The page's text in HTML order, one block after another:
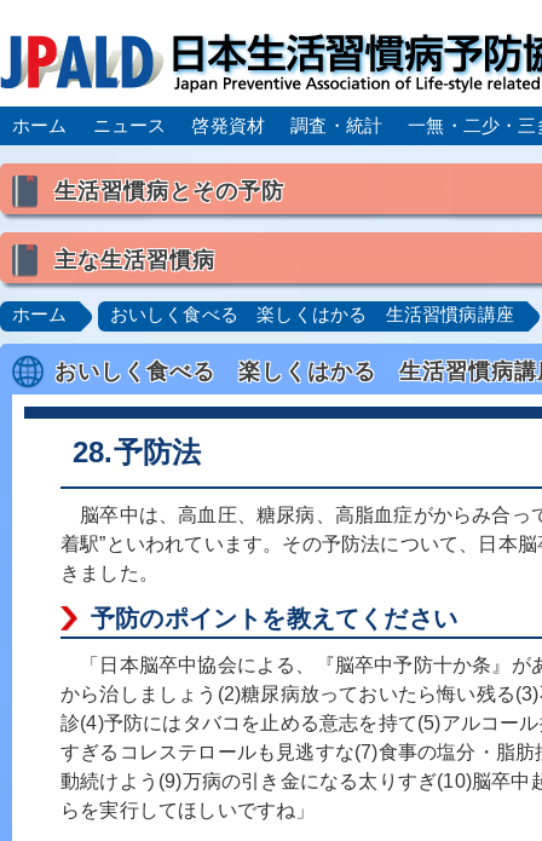
ホーム ニュース 啓発資材 調査・統計 一無・二少・三
生活習慣病とその予防
喫煙
食生活
主な生活習慣病
高血圧 脂質異常症（高脂血症） 糖尿病
肥満症／メタボリックシンドローム
動脈硬化
心
脂肪肝／NAFLD／NASH
アルコール肝疾患
ロコモティブシンドローム／サルコペニア／フレイル
ホーム おいしく食べる 楽しくはかる 生活習慣病講座
おいしく食べる 楽しくはかる 生活習慣病講
28.予防法
脳卒中は、高血圧、糖尿病、高脂血症がからみ合っ
着駅”といわれています。その予防法について、日本
きました。
予防のポイントを教えてください
「日本脳卒中協会による、『脳卒中予防十か条』が
から治しましょう(2)糖尿病放っておいたら悔い残る
診(4)予防にはタバコを止める意志を持て(5)アルコー
すぎるコレステロールも見逃すな(7)食事の塩分・脂
動続けよう(9)万病の引き金になる太りすぎ(10)脳卒中
らを実行してほしいですね」